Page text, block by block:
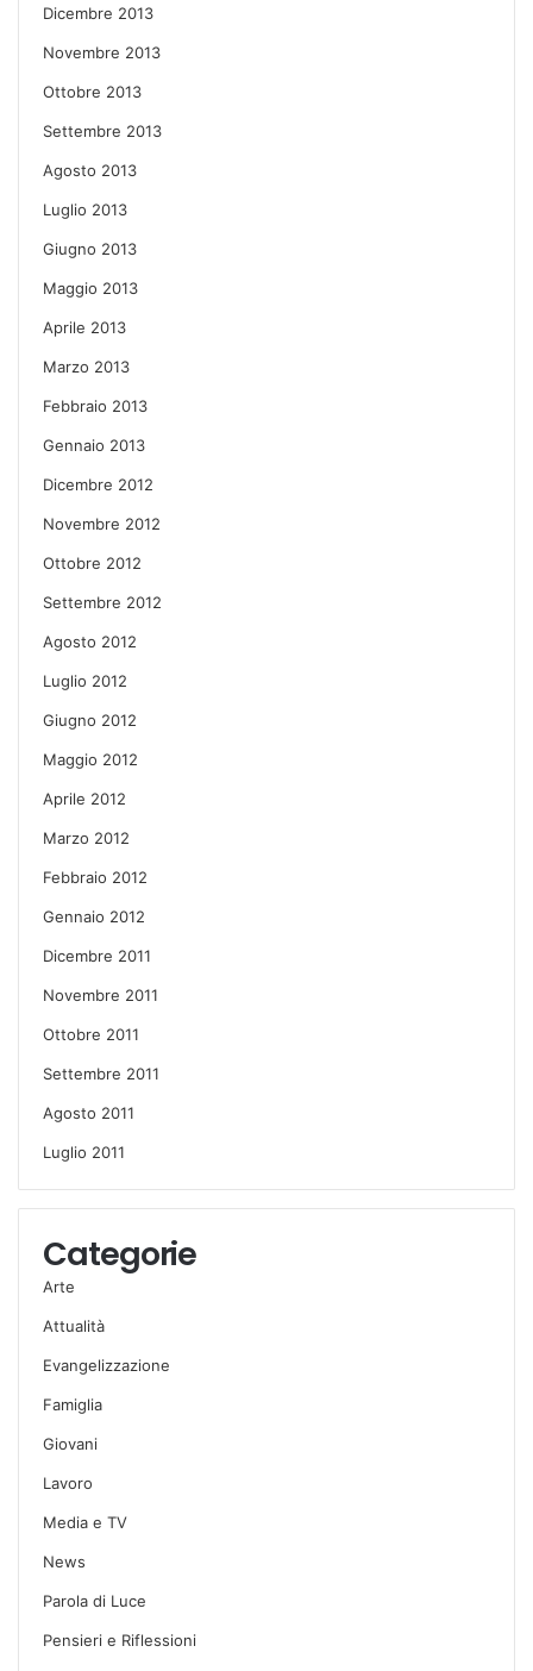
Dicembre 2013
Novembre 2013
Ottobre 2013
Settembre 2013
Agosto 2013
Luglio 2013
Giugno 2013
Maggio 2013
Aprile 2013
Marzo 2013
Febbraio 2013
Gennaio 2013
Dicembre 2012
Novembre 2012
Ottobre 2012
Settembre 2012
Agosto 2012
Luglio 2012
Giugno 2012
Maggio 2012
Aprile 2012
Marzo 2012
Febbraio 2012
Gennaio 2012
Dicembre 2011
Novembre 2011
Ottobre 2011
Settembre 2011
Agosto 2011
Luglio 2011
Categorie
Arte
Attualità
Evangelizzazione
Famiglia
Giovani
Lavoro
Media e TV
News
Parola di Luce
Pensieri e Riflessioni